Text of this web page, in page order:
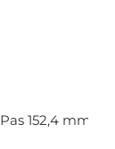
Pas 152,4 mm